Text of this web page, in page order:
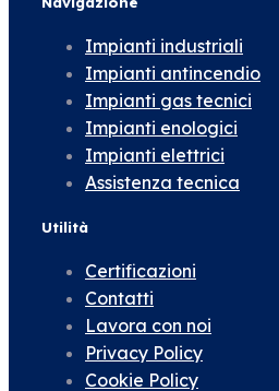
Impianti industriali
Impianti antincendio
Impianti gas tecnici
Impianti enologici
Impianti elettrici
Assistenza tecnica
Utilità
Certificazioni
Contatti
Lavora con noi
Privacy Policy
Cookie Policy